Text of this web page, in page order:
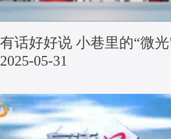
有话好好说 小巷里的“微光
2025-05-31